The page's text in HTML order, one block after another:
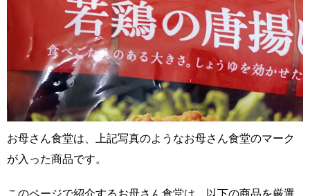
お母さん食堂は、上記写真のようなお母さん食堂のマーク
が入った商品です。
このページで紹介するお母さん食堂は、以下の商品を厳選